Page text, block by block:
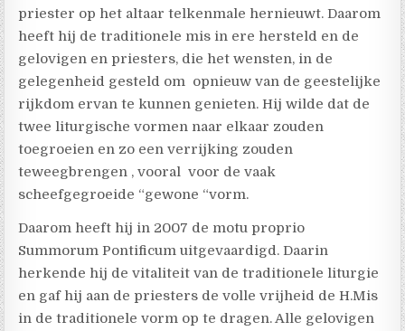
priester op het altaar telkenmale hernieuwt. Daarom
heeft hij de traditionele mis in ere hersteld en de
gelovigen en priesters, die het wensten, in de
gelegenheid gesteld om opnieuw van de geestelijke
rijkdom ervan te kunnen genieten. Hij wilde dat de
twee liturgische vormen naar elkaar zouden
toegroeien en zo een verrijking zouden
teweegbrengen , vooral voor de vaak
scheefgegroeide “gewone “vorm.
Daarom heeft hij in 2007 de motu proprio
Summorum Pontificum uitgevaardigd. Daarin
herkende hij de vitaliteit van de traditionele liturgie
en gaf hij aan de priesters de volle vrijheid de H.Mis
in de traditionele vorm op te dragen. Alle gelovigen